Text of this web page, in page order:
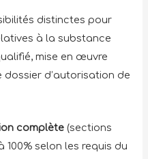
distinctes pour
à la substance
mise en œuvre
d’autorisation de
complète (sections
100% selon les requis du